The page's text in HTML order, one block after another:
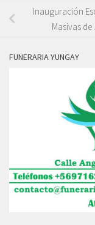
Inauguración
Masivas
FUNERARIA YUNGAY